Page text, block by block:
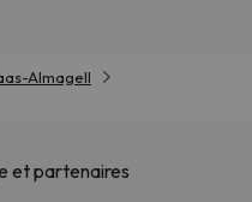
Almagell
et partenaires